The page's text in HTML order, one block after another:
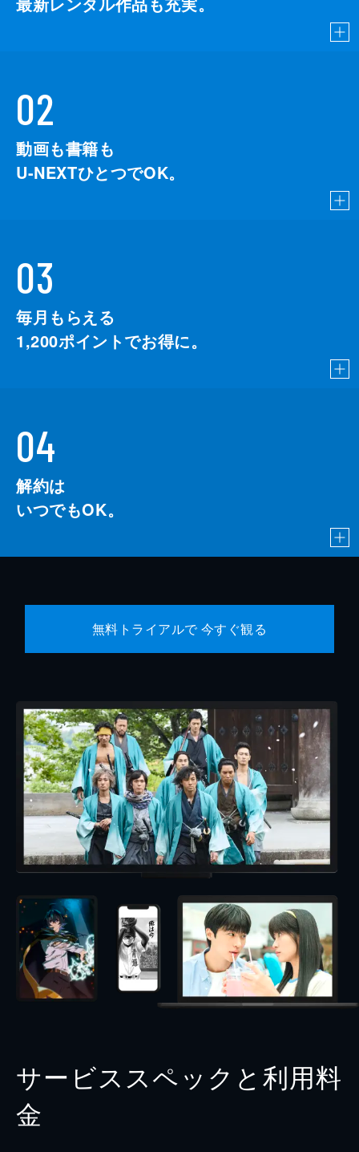
02
動画も書籍も
U-NEXTひとつでOK。
03
毎月もらえる
1,200ポイントでお得に。
04
解約は
いつでもOK。
無料トライアルで 今すぐ観る
サービススペックと利用料
金